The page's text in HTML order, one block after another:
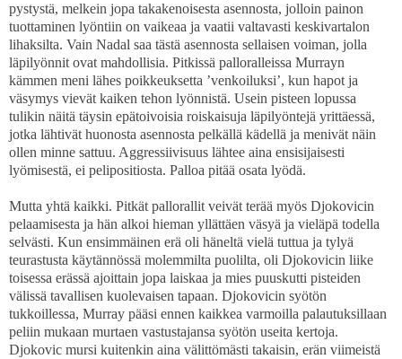
pystystä, melkein jopa takakenoisesta asennosta, jolloin painon
tuottaminen lyöntiin on vaikeaa ja vaatii valtavasti keskivartalon
lihaksilta. Vain Nadal saa tästä asennosta sellaisen voiman, jolla
läpilyönnit ovat mahdollisia. Pitkissä palloralleissa Murrayn
kämmen meni lähes poikkeuksetta ’venkoiluksi’, kun hapot ja
väsymys vievät kaiken tehon lyönnistä. Usein pisteen lopussa
tulikin näitä täysin epätoivoisia roiskaisuja läpilyöntejä yrittäessä,
jotka lähtivät huonosta asennosta pelkällä kädellä ja menivät näin
ollen minne sattuu. Aggressiivisuus lähtee aina ensisijaisesti
lyömisestä, ei pelipositiosta. Palloa pitää osata lyödä.
Mutta yhtä kaikki. Pitkät pallorallit veivät terää myös Djokovicin
pelaamisesta ja hän alkoi hieman yllättäen väsyä ja vieläpä todella
selvästi. Kun ensimmäinen erä oli häneltä vielä tuttua ja tylyä
teurastusta käytännössä molemmilta puolilta, oli Djokovicin liike
toisessa erässä ajoittain jopa laiskaa ja mies puuskutti pisteiden
välissä tavallisen kuolevaisen tapaan. Djokovicin syötön
tukkoillessa, Murray pääsi ennen kaikkea varmoilla palautuksillaan
peliin mukaan murtaen vastustajansa syötön useita kertoja.
Djokovic mursi kuitenkin aina välittömästi takaisin, erän viimeistä